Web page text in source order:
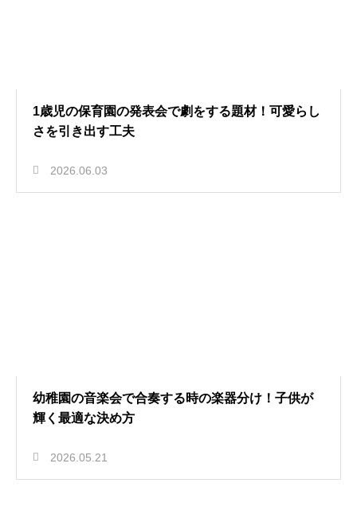
1歳児の保育園の発表会で劇をする題材！可愛らし
さを引き出す工夫
2026.06.03
幼稚園の音楽会で合奏する時の楽器分け！子供が
輝く最適な決め方
2026.05.21